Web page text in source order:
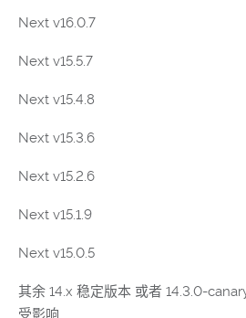
Next v16.0.7
Next v15.5.7
Next v15.4.8
Next v15.3.6
Next v15.2.6
Next v15.1.9
Next v15.0.5
其余 14.x 稳定版本 或者 14.3.0-
受影响